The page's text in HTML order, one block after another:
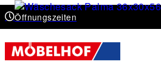
Öffnungszeiten